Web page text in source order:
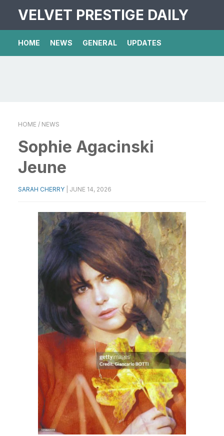
VELVET PRESTIGE DAILY
HOME NEWS GENERAL UPDATES
HOME / NEWS
Sophie Agacinski
Jeune
SARAH CHERRY JUNE 14, 2026